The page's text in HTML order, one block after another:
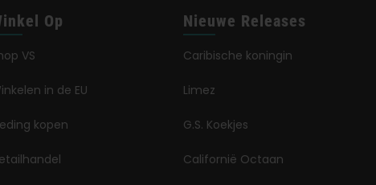
Op
VS
in de EU
kopen
Nieuwe Releases
Caribische koningin
Limez
G.S. Koekjes
Californië Octaan